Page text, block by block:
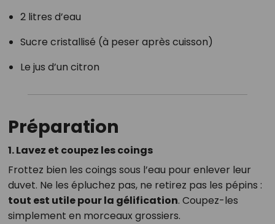
2 litres d’eau
Sucre cristallisé (à peser après cuisson)
Le jus d’un citron
Préparation
1. Lavez et coupez les coings
Frottez bien les coings sous l’eau pour enlever leur
duvet. Ne les épluchez pas, ne retirez pas les pépins :
tout est utile pour la gélification. Coupez-les
simplement en morceaux grossiers.